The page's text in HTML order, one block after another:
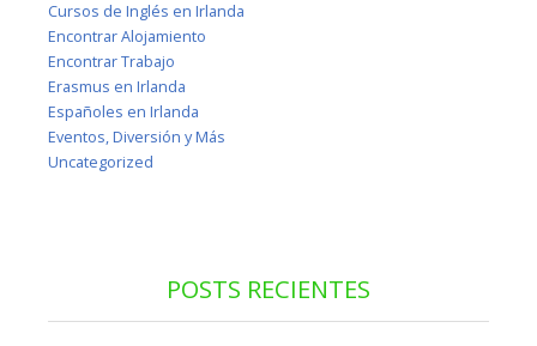
Cursos de Inglés en Irlanda
Encontrar Alojamiento
Encontrar Trabajo
Erasmus en Irlanda
Españoles en Irlanda
Eventos, Diversión y Más
Uncategorized
POSTS RECIENTES